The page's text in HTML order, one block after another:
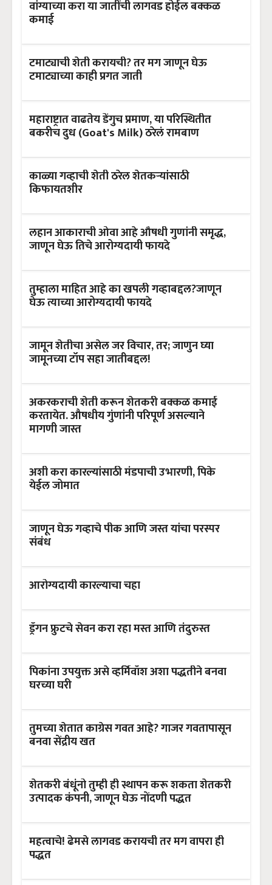
वांग्याच्या करा या जातींची लागवड होईल बक्कळ
कमाई
टमाट्याची शेती करायची? तर मग जाणून घेऊ
टमाट्याच्या काही प्रगत जाती
महाराष्ट्रात वाढतेय डेंगुच प्रमाण, या परिस्थितीत
बकरीच दुध (Goat's Milk) ठरेलं रामबाण
काळ्या गव्हाची शेती ठरेल शेतकऱ्यांसाठी
किफायतशीर
लहान आकाराची ओवा आहे औषधी गुणांनी समृद्ध,
जाणून घेऊ तिचे आरोग्यदायी फायदे
तुम्हाला माहित आहे का खपली गव्हाबद्दल?जाणून
घेऊ त्याच्या आरोग्यदायी फायदे
जामून शेतीचा असेल जर विचार, तर; जाणुन घ्या
जामूनच्या टॉप सहा जातीबद्दल!
अकरकराची शेती करून शेतकरी बक्कळ कमाई
करतायेत. औषधीय गुंणांनी परिपूर्ण असल्याने
मागणी जास्त
अशी करा कारल्यांसाठी मंडपाची उभारणी, पिके
येईल जोमात
जाणून घेऊ गव्हाचे पीक आणि जस्त यांचा परस्पर
संबंध
आरोग्यदायी कारल्याचा चहा
ड्रॅगन फ्रुटचे सेवन करा रहा मस्त आणि तंदुरुस्त
पिकांना उपयुक्त असे व्हर्मिवॉश अशा पद्धतीने बनवा
घरच्या घरी
तुमच्या शेतात काग्रेस गवत आहे? गाजर गवतापासून
बनवा सेंद्रीय खत
शेतकरी बंधूंनो तुम्ही ही स्थापन करू शकता शेतकरी
उत्पादक कंपनी, जाणून घेऊ नोंदणी पद्धत
महत्वाचे! ढेमसे लागवड करायची तर मग वापरा ही
पद्धत